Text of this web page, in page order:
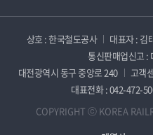
상호 : 한국철도공사 대표자 : 김
통신판매업신고 :
대전광역시 동구 중앙로 240
고객
대표전화 : 042-472-
COPYRIGHT ⓒ KOREA